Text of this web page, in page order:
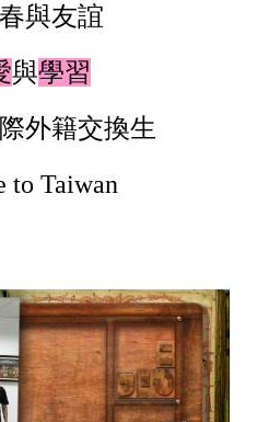
與友誼
與學習
外籍交換生
to Taiwan